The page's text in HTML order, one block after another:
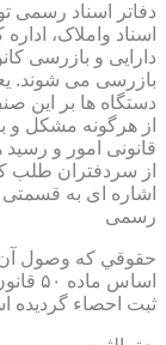
دفاتر اسناد
اسناد واملاک،
دارایی و بازرسی
بازرسی می شوند.
دستگاه ها بر این
از هرگونه مشکل و
قانونی امور و
از سردفتران طلب
اشاره ای به قسمتی
رسمی
حقوقي كه وصول آن
ثبت احصاء گرديده